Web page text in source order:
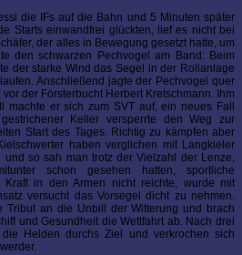
die IFs auf die Bahn und 5 Minuten später
Starts einwandfrei glückten, lief es nicht bei
der alles in Bewegung gesetzt hatte, um
den schwarzen Pechvogel am Band: Beim
der starke Wind das Segel in der Rollanlage
Anschließend jagte der Pechvogel quer
der Försterbucht Herbert Kretschmann. Ihm
machte er sich zum SVT auf, ein neues Fall
Keller versperrte den Weg zur
Start des Tages. Richtig zu kämpfen aber
haben verglichen mit Langkieler
so sah man trotz der Vielzahl der Lenze,
schon gesehen hatten, sportliche
Kraft in den Armen nicht reichte, wurde mit
versucht das Vorsegel dicht zu nehmen.
Tribut an die Unbill der Witterung und brach
und Gesundheit die Wettfahrt ab. Nach drei
Helden durchs Ziel und verkrochen sich